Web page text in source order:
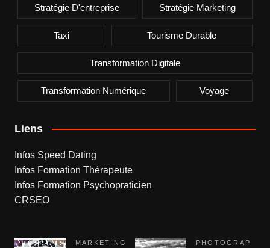
Stratégie D'entreprise Stratégie Marketing
Taxi Tourisme Durable
Transformation Digitale
Transformation Numérique Voyage
Liens
Infos Speed Dating
Infos Formation Thérapeute
Infos Formation Psychopraticien
CRSEO
MARKETING
PHOTOGRAP